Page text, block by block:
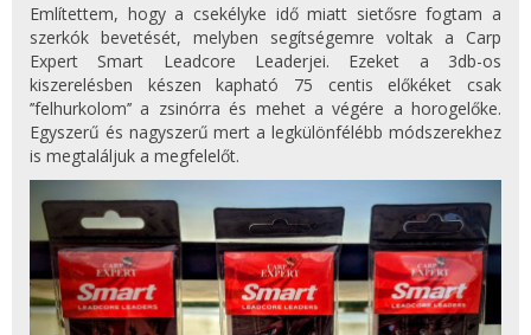
Említettem, hogy a csekélyke idő miatt sietősre fogtam a
szerkók bevetését, melyben segítségemre voltak a Carp
Expert Smart Leadcore Leaderjei. Ezeket a 3db-os
kiszerelésben készen kapható 75 centis előkéket csak
’’felhurkolom’’ a zsinórra és mehet a végére a horogelőke.
Egyszerű és nagyszerű mert a legkülönfélébb módszerekhez
is megtaláljuk a megfelelőt.